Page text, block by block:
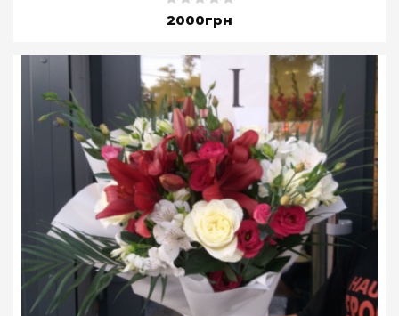
2000грн